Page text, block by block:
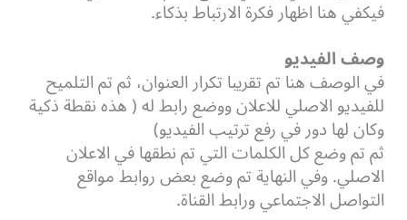
فيكفي هنا اظهار فكرة الارتباط بذكاء.
وصف الفيديو
في الوصف هنا تم تقريبا تكرار العنوان، ثم تم التلميح
للفيديو الاصلي للاعلان ووضع رابط له ( هذه نقطة ذكية
وكان لها دور في رفع ترتيب الفيديو)
ثم تم وضع كل الكلمات التي تم نطقها في الاعلان
الاصلي. وفي النهاية تم وضع بعض روابط مواقع
التواصل الاجتماعي ورابط القناة.